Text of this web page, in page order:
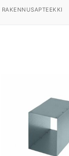
RAKENNUSAPTEEKKI